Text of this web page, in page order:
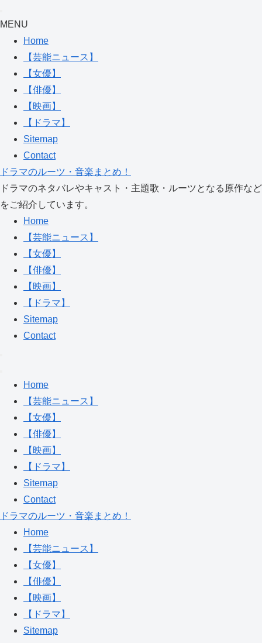
MENU
Home
【芸能ニュース】
【女優】
【俳優】
【映画】
【ドラマ】
Sitemap
Contact
ドラマのルーツ・音楽まとめ！
ドラマのネタバレやキャスト・主題歌・ルーツとなる原作など
をご紹介しています。
Home
【芸能ニュース】
【女優】
【俳優】
【映画】
【ドラマ】
Sitemap
Contact
Home
【芸能ニュース】
【女優】
【俳優】
【映画】
【ドラマ】
Sitemap
Contact
ドラマのルーツ・音楽まとめ！
Home
【芸能ニュース】
【女優】
【俳優】
【映画】
【ドラマ】
Sitemap